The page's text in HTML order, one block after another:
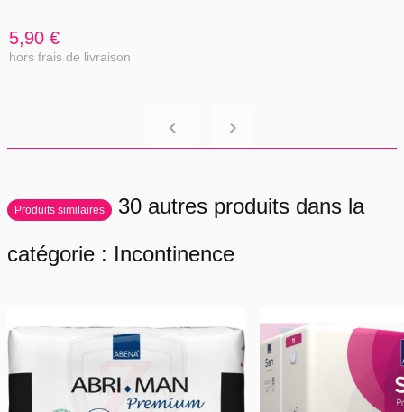
5,90 €
hors frais de livraison
Produits similaires
30 autres produits dans la
catégorie : Incontinence